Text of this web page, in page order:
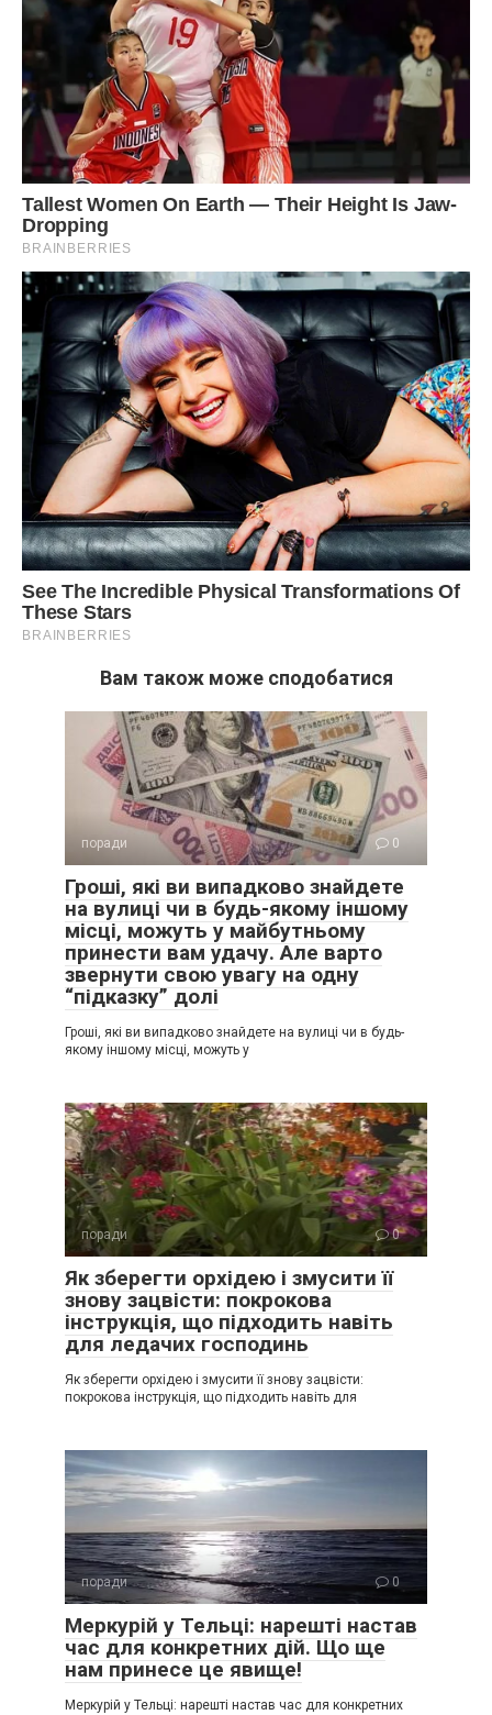
Вам також може сподобатися
поради 0
Гроші, які ви випадково знайдете
на вулиці чи в будь-якому іншому
місці, можуть у майбутньому
принести вам удачу. Але варто
звернути свою увагу на одну
“підказку” долі
Гроші, які ви випадково знайдете на вулиці чи в будь-
якому іншому місці, можуть у
поради 0
Як зберегти орхідею і змусити її
знову зацвісти: покрокова
інструкція, що підходить навіть
для ледачих господинь
Як зберегти орхідею і змусити її знову зацвісти:
покрокова інструкція, що підходить навіть для
поради 0
Меркурій у Тельці: нарешті настав
час для конкретних дій. Що ще
нам принесе це явище!
Меркурій у Тельці: нарешті настав час для конкретних